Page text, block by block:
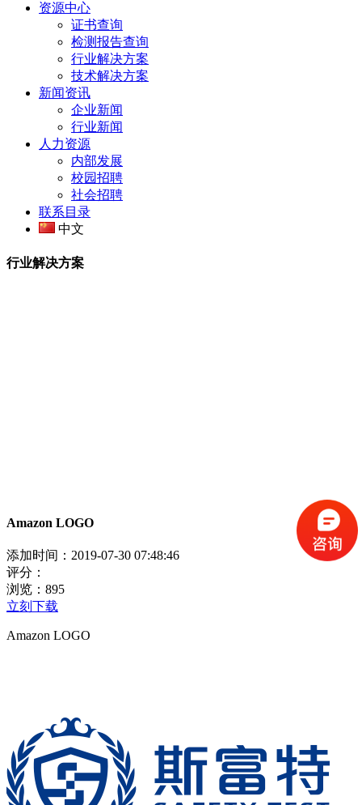
资源中心
证书查询
检测报告查询
行业解决方案
技术解决方案
新闻资讯
企业新闻
行业新闻
人力资源
内部发展
校园招聘
社会招聘
联系目录
中文
行业解决方案
Amazon LOGO
添加时间： 2019-07-30 07:48:46
评分：
浏览： 895
立刻下载
Amazon LOGO